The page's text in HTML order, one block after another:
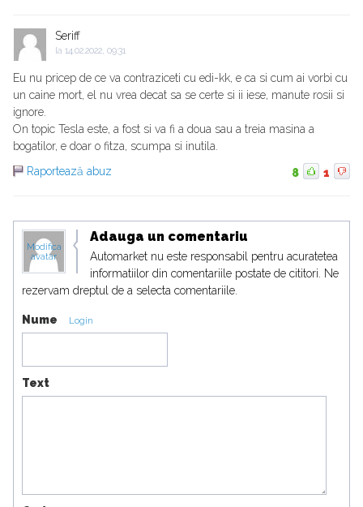
Seriff
la 14.02.2022, 09:31
Eu nu pricep de ce va contraziceti cu edi-kk, e ca si cum ai vorbi cu
un caine mort, el nu vrea decat sa se certe si ii iese, manute rosii si
ignore.
On topic Tesla este, a fost si va fi a doua sau a treia masina a
bogatilor, e doar o fitza, scumpa si inutila.
Raportează abuz
8 1
Modifica
avatar
Adauga un comentariu
Automarket nu este responsabil pentru acuratetea
informatiilor din comentariile postate de cititori. Ne
rezervam dreptul de a selecta comentariile.
Nume Login
Text